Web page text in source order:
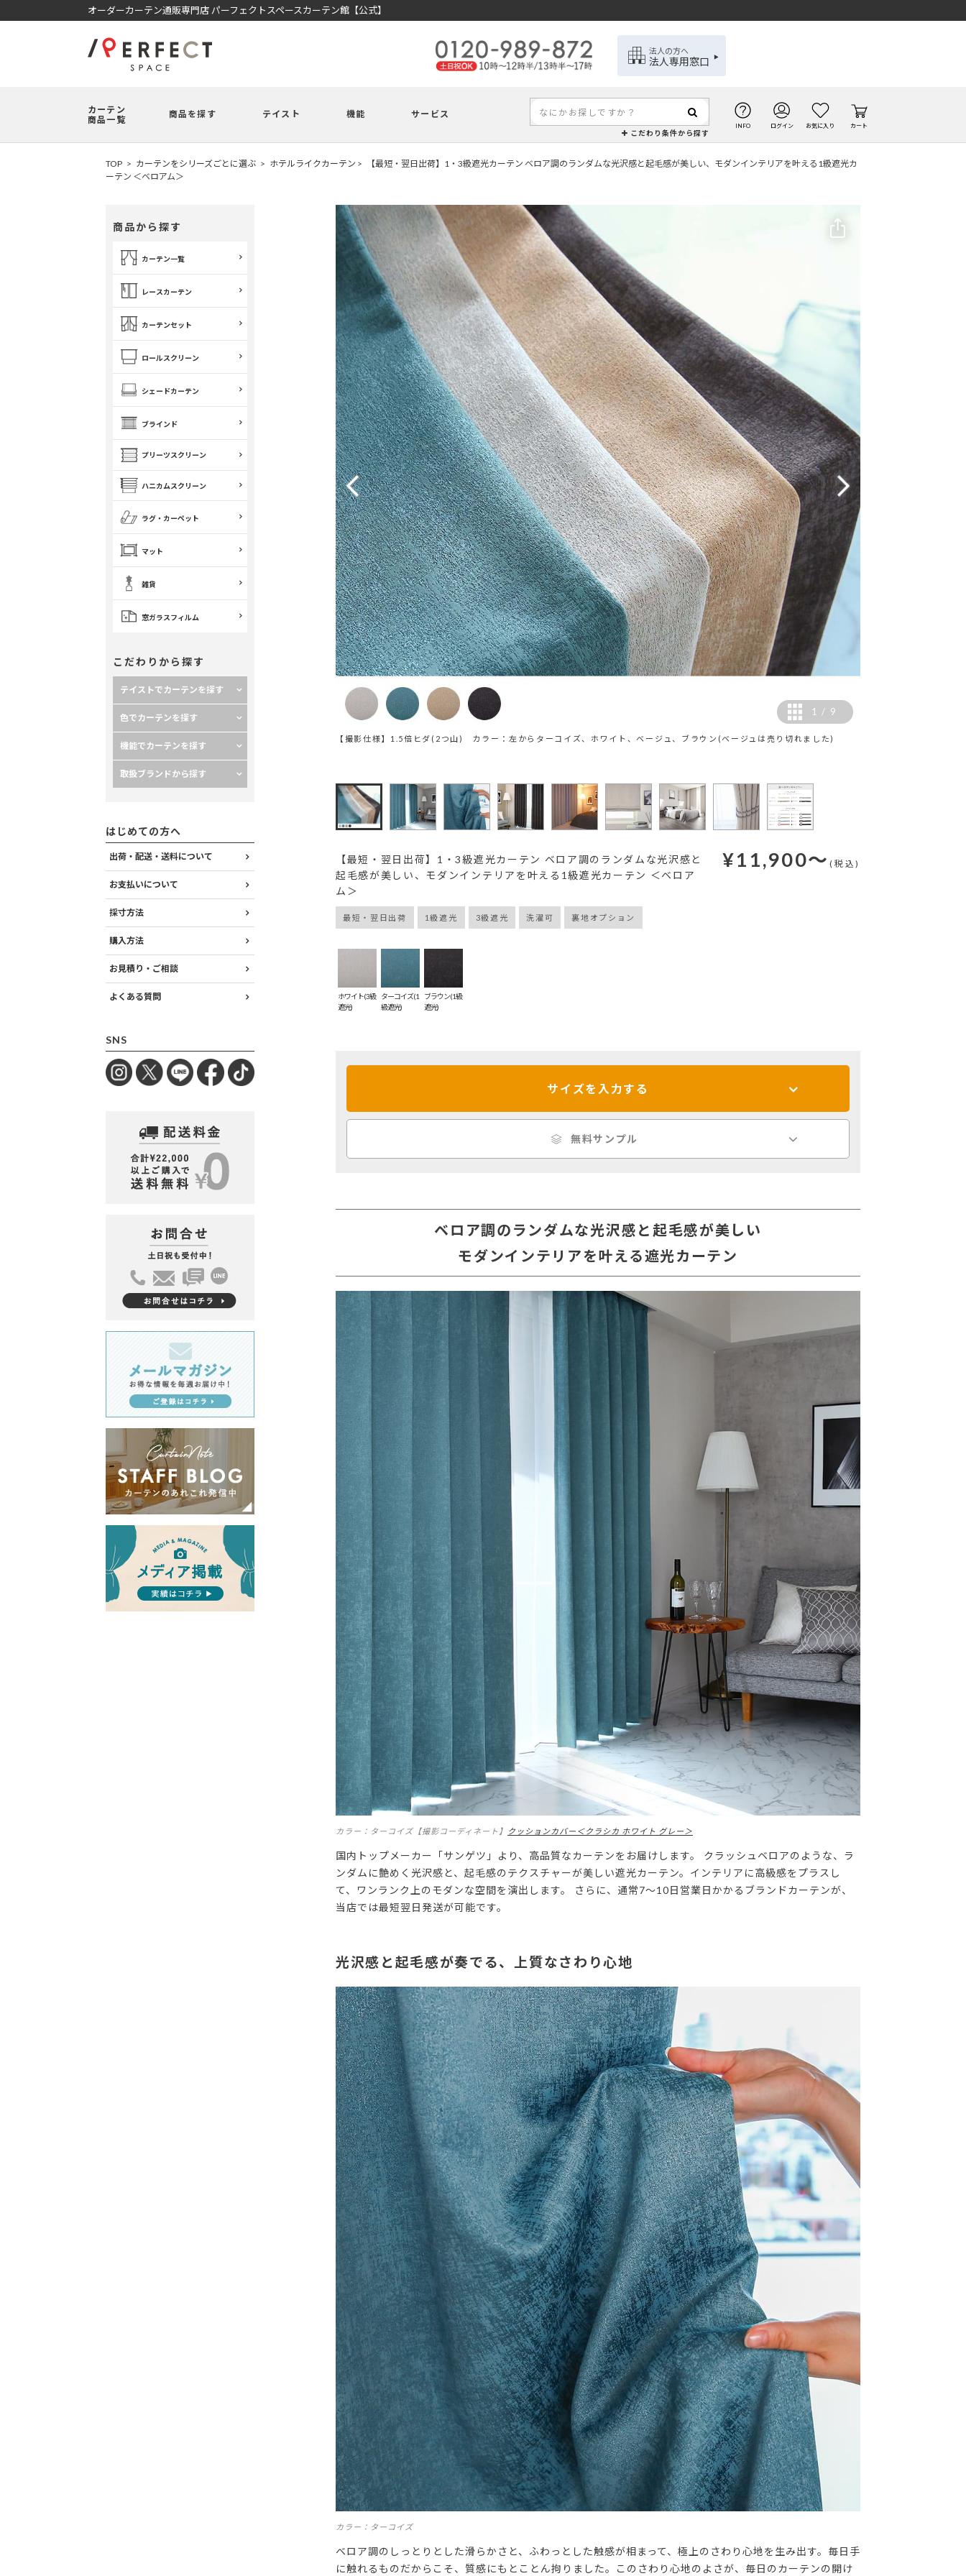
オーダーカーテン通販専門店 パーフェクトスペースカーテン館【公式】
法人の方へ
法人専用窓口
カーテン
商品一覧
商品を探す テイスト 機能 サービス
こだわり条件から探す
INFO ログイン お気に入り カート
TOP カーテンをシリーズごとに選ぶ ホテルライクカーテン
【最短・翌日出荷】1・3級遮光カーテン ベロア調のランダムな光沢感と起毛感が美しい、モダンインテリアを叶える1級遮光カ
ーテン ＜ベロアム＞
商品から探す
カーテン一覧
レースカーテン
カーテンセット
ロールスクリーン
シェードカーテン
ブラインド
プリーツスクリーン
ハニカムスクリーン
ラグ・カーペット
マット
雑貨
窓ガラスフィルム
こだわりから探す
テイストでカーテンを探す
色でカーテンを探す
機能でカーテンを探す
取扱ブランドから探す
はじめての方へ
出荷・配送・送料について
お支払いについて
採寸方法
購入方法
お見積り・ご相談
よくある質問
SNS
【撮影仕様】1.5倍ヒダ(2つ山) カラー：左からターコイズ、ホワイト、ベージュ、ブラウン(ベージュは売り切れました)
1 / 9
【最短・翌日出荷】1・3級遮光カーテン ベロア調のランダムな光沢感と
起毛感が美しい、モダンインテリアを叶える1級遮光カーテン ＜ベロア
ム＞
最短・翌日出荷 1級遮光 3級遮光 洗濯可 裏地オプション
¥11,900～(税込)
ホワイト(3級
遮光)
ターコイズ(1
級遮光)
ブラウン(1級
遮光)
サイズを入力する
無料サンプル
ベロア調のランダムな光沢感と起毛感が美しい
モダンインテリアを叶える遮光カーテン
カラー：ターコイズ【撮影コーディネート】 クッションカバー＜クラシカ ホワイト グレー＞
国内トップメーカー「サンゲツ」より、高品質なカーテンをお届けします。 クラッシュベロアのような、ラ
ンダムに艶めく光沢感と、起毛感のテクスチャーが美しい遮光カーテン。インテリアに高級感をプラスし
て、ワンランク上のモダンな空間を演出します。 さらに、通常7～10日営業日かかるブランドカーテンが、
当店では最短翌日発送が可能です。
光沢感と起毛感が奏でる、上質なさわり心地
カラー：ターコイズ
ベロア調のしっとりとした滑らかさと、ふわっとした触感が相まって、極上のさわり心地を生み出す。毎日手
に触れるものだからこそ、質感にもとことん拘りました。このさわり心地のよさが、毎日のカーテンの開け